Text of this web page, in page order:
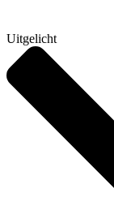
Uitgelicht